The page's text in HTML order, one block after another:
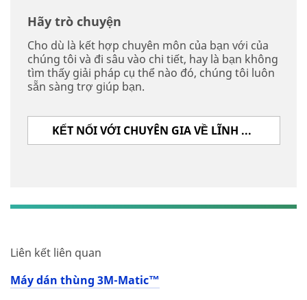
Hãy trò chuyện
Cho dù là kết hợp chuyên môn của bạn với của
chúng tôi và đi sâu vào chi tiết, hay là bạn không
tìm thấy giải pháp cụ thể nào đó, chúng tôi luôn
sẵn sàng trợ giúp bạn.
KẾT NỐI VỚI CHUYÊN GIA VỀ LĨNH VỰC ĐÓNG GÓI CỦA 3M
Liên kết liên quan
Máy dán thùng 3M-Matic™